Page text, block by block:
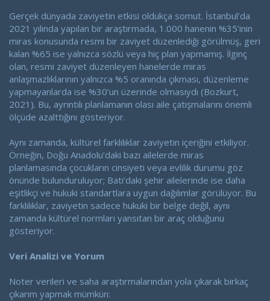
Gerçek dünyada zaviyetin etkisi oldukça somut. İstanbul’da
2021 yılında yapılan bir araştırmada, 1.000 hanenin %35’inin
miras konusunda resmi bir zaviyet düzenlediği görülmüş, geri
kalan %65 ise yalnızca sözlü veya hiç plan yapmamış. İlginç
olan, resmi zaviyet düzenleyen hanelerde miras
anlaşmazlıklarının yalnızca %5 oranında çıkması, düzenleme
yapmayanlarda ise %30’un üzerinde olmasıydı (Bozkurt,
2021). Bu, ayrıntılı planlamanın olası aile çatışmalarını önemli
ölçüde azalttığını gösteriyor.
Aynı zamanda, kültürel farklılıklar zaviyetin içeriğini etkiliyor.
Örneğin, Doğu Anadolu’daki bazı ailelerde miras
planlamasında çocukların cinsiyeti veya evlilik durumu göz
önünde bulunduruluyor; Batı’daki şehir ailelerinde ise daha
eşitlikçi ve hukuki standartlara uygun dağılımlar görülüyor. Bu
farklılıklar, zaviyetin sadece hukuki bir belge değil, aynı
zamanda kültürel normları yansıtan bir araç olduğunu
gösteriyor.
Veri Analizi ve Yorum
Noter verileri ve saha araştırmalarından yola çıkarak birkaç
çıkarım yapmak mümkün: